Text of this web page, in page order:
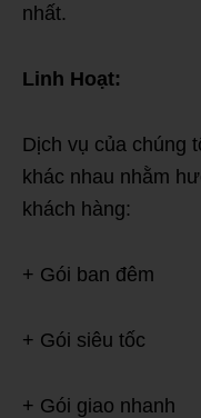
nhất.
Linh Hoạt:
Dịch vụ của chúng
khác nhau nhằm
khách hàng:
+ Gói ban đêm
+ Gói siêu tốc
+ Gói giao nhanh